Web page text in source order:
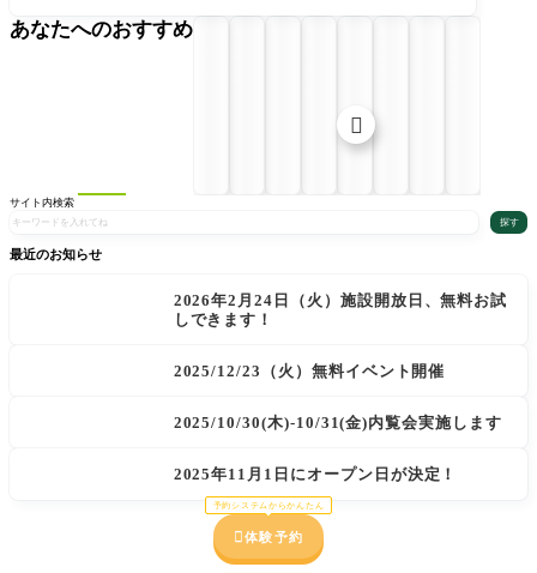
サイト内検索
探す
最近のお知らせ
2026年2月24日（火）施設開放日、無料お試
しできます！
2025/12/23（火）無料イベント開催
2025/10/30(木)-10/31(金)内覧会実施します
2025年11月1日にオープン日が決定！
予約システムからかんたん
体験予約
あなたへのおすすめ
